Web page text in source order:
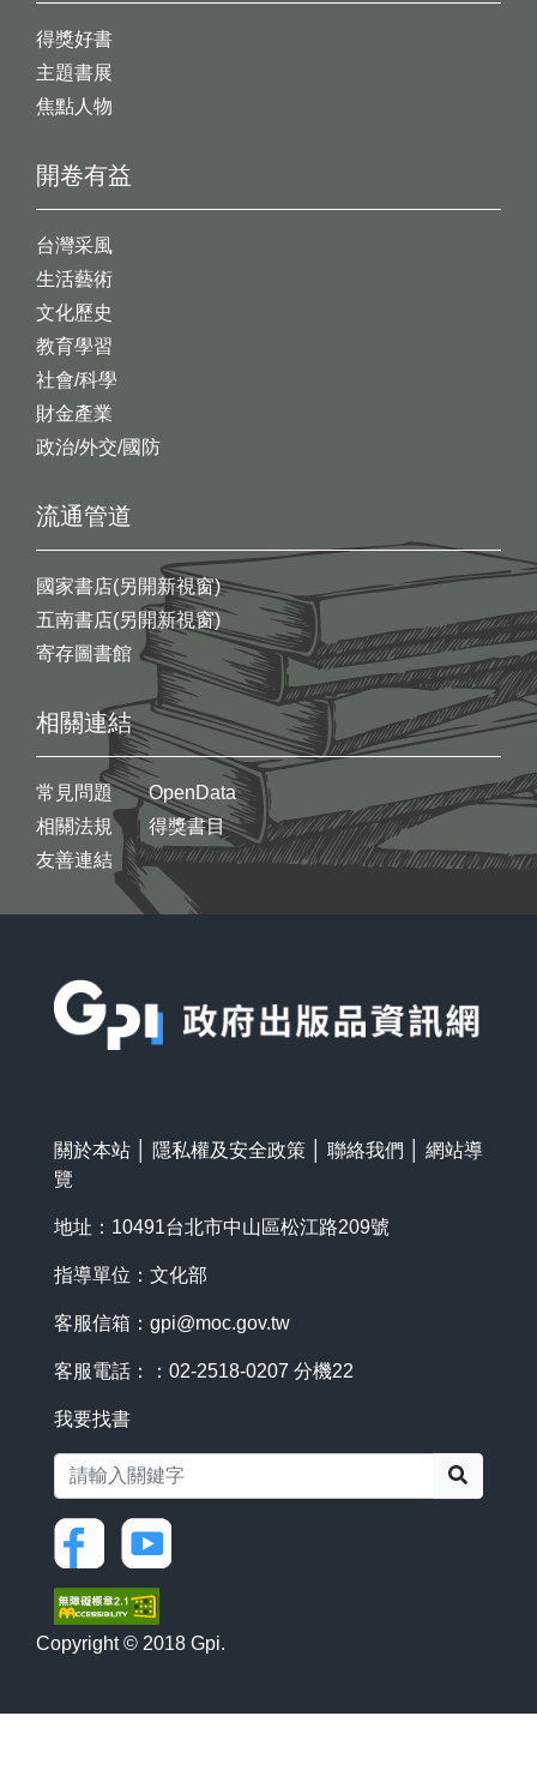
開卷有益
台灣采風
生活藝術
文化歷史
教育學習
社會/科學
財金產業
政治/外交/國防
得獎好書
主題書展
焦點人物
流通管道
國家書店(另開新視窗)
五南書店(另開新視窗)
寄存圖書館
相關連結
常見問題
相關法規
友善連結
OpenData
得獎書目
關於本站 隱私權及安全政策 聯絡我們
網站導
覽
地址：10491台北市中山區松江路209號
指導單位：文化部
客服信箱： gpi@moc.gov.tw
客服電話：：02-2518-0207 分機22
我要找書
Copyright © 2018 Gpi.